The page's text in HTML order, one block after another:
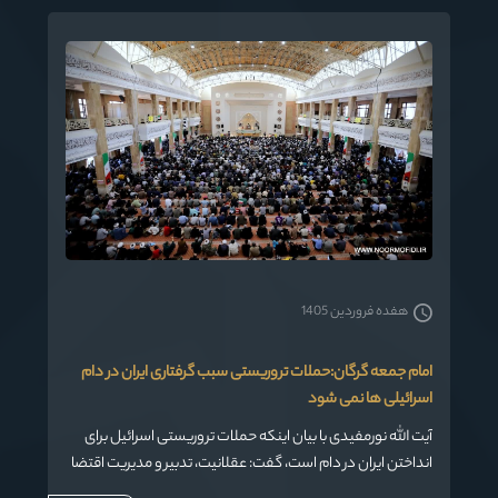
امام جمعه گرگان:حملات تروریستی سبب گرفتاری ایران در دام
اسرائیلی ها نمی شود
آیت الله نورمفیدی با بیان اینکه حملات تروریستی اسرائیل برای
انداختن ایران در دام است، گفت: عقلانیت، تدبیر و مدیریت اقتضا
می کند که ما ضعیف نشده ایم اما در این قضیه برخورد باید یک
هفده فروردین 1405